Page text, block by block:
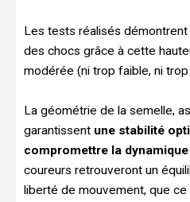
Les tests réalisés
des chocs grâce à cette
modérée (ni trop faible, ni
La géométrie de la semelle,
garantissent une stabilité
compromettre la
coureurs retrouveront un
liberté de mouvement, que